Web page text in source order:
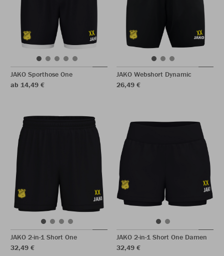
JAKO Sporthose One
ab 14,49 €
JAKO Webshort Dynamic
26,49 €
JAKO 2-in-1 Short One
32,49 €
JAKO 2-in-1 Short One Damen
32,49 €